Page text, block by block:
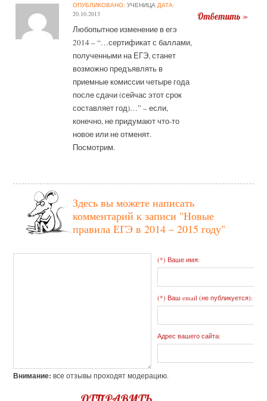
ОПУБЛИКОВАНО: УЧЕНИЦА ДАТА:
20.10.2013
Любопытное изменение в егэ
2014 – “…сертификат с баллами,
полученными на ЕГЭ, станет
возможно предъявлять в
приемные комиссии четыре года
после сдачи (сейчас этот срок
составляет год)…” – если,
конечно, не придумают что-то
новое или не отменят.
Посмотрим.
Ответить »
Здесь вы можете написать
комментарий к записи "Новые
правила ЕГЭ в 2014 – 2015 году"
(*) Ваше имя:
(*) Ваш email (не публикуется):
Адрес вашего сайта:
Внимание: все отзывы проходят модерацию.